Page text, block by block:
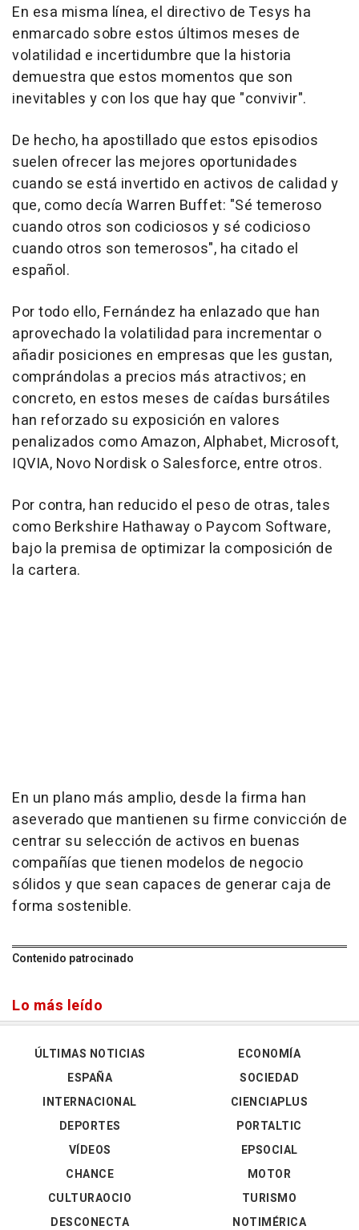
En esa misma línea, el directivo de Tesys ha
enmarcado sobre estos últimos meses de
volatilidad e incertidumbre que la historia
demuestra que estos momentos que son
inevitables y con los que hay que "convivir".
De hecho, ha apostillado que estos episodios
suelen ofrecer las mejores oportunidades
cuando se está invertido en activos de calidad y
que, como decía Warren Buffet: "Sé temeroso
cuando otros son codiciosos y sé codicioso
cuando otros son temerosos", ha citado el
español.
Por todo ello, Fernández ha enlazado que han
aprovechado la volatilidad para incrementar o
añadir posiciones en empresas que les gustan,
comprándolas a precios más atractivos; en
concreto, en estos meses de caídas bursátiles
han reforzado su exposición en valores
penalizados como Amazon, Alphabet, Microsoft,
IQVIA, Novo Nordisk o Salesforce, entre otros.
Por contra, han reducido el peso de otras, tales
como Berkshire Hathaway o Paycom Software,
bajo la premisa de optimizar la composición de
la cartera.
En un plano más amplio, desde la firma han
aseverado que mantienen su firme convicción de
centrar su selección de activos en buenas
compañías que tienen modelos de negocio
sólidos y que sean capaces de generar caja de
forma sostenible.
Contenido patrocinado
Lo más leído
ÚLTIMAS NOTICIAS
ESPAÑA
INTERNACIONAL
DEPORTES
VÍDEOS
ECONOMÍA
SOCIEDAD
CIENCIAPLUS
PORTALTIC
EPSOCIAL
CHANCE
CULTURAOCIO
DESCONECTA
MOTOR
TURISMO
NOTIMÉRICA